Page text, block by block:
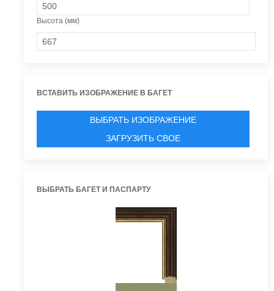
Высота (мм)
ВСТАВИТЬ ИЗОБРАЖЕНИЕ В БАГЕТ
ВЫБРАТЬ ИЗОБРАЖЕНИЕ
ЗАГРУЗИТЬ СВОЕ
ВЫБРАТЬ БАГЕТ И ПАСПАРТУ